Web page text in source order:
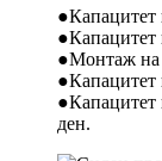
●Капацитет
●Капацитет
●Монтаж на
●Капацитет
ден.